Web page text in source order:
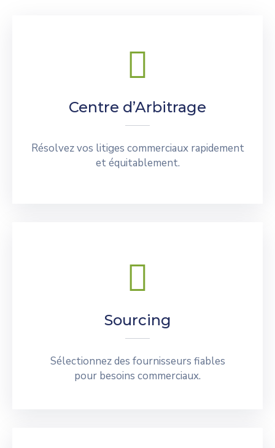
Centre d’Arbitrage
Résolvez vos litiges commerciaux rapidement
et équitablement.
Sourcing
Sélectionnez des fournisseurs fiables
pour besoins commerciaux.